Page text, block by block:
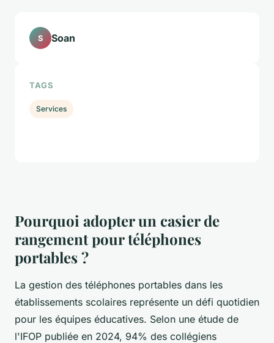
Pourquoi adopter un casier de
rangement pour téléphones
portables ?
La gestion des téléphones portables dans les
établissements scolaires représente un défi quotidien
pour les équipes éducatives. Selon une étude de
l'IFOP publiée en 2024, 94% des collégiens
S Soan
TAGS
Services